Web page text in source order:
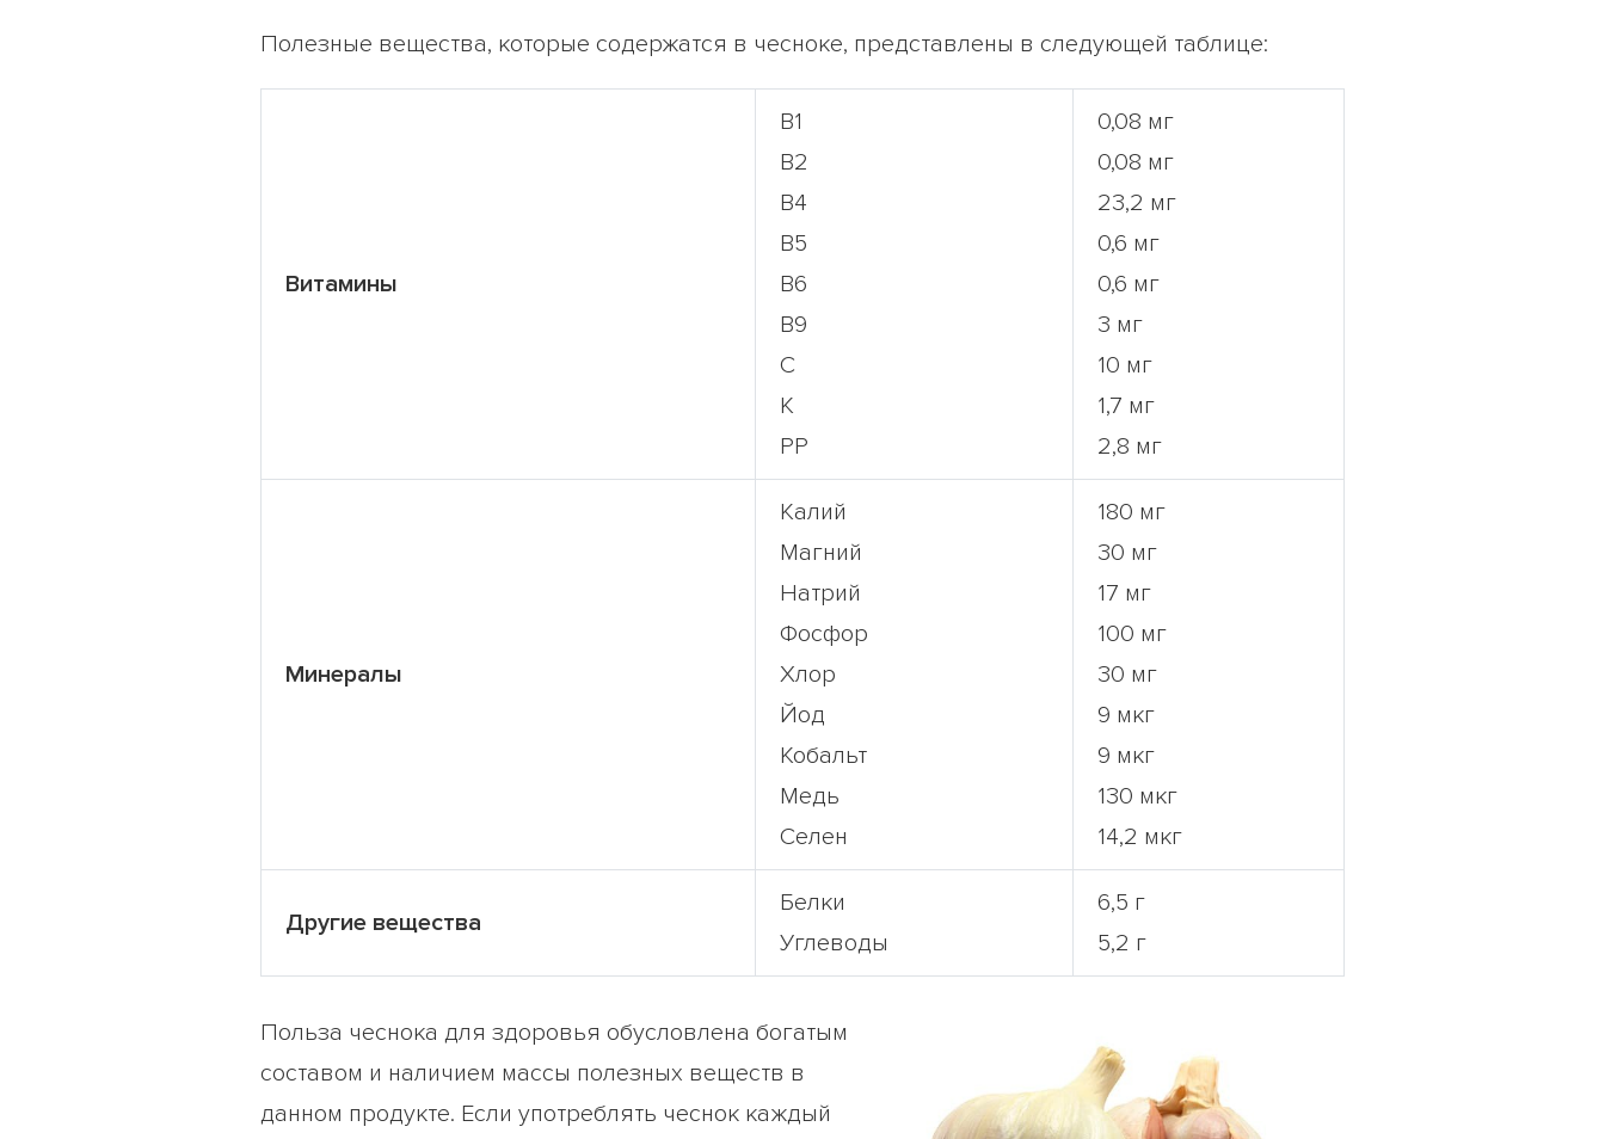
Полезные вещества, которые содержатся в чесноке, представлены в следующей таблице:
Витамины
В1
В2
В4
В5
В6
В9
С
К
РР
0,08 мг
0,08 мг
23,2 мг
0,6 мг
0,6 мг
3 мг
10 мг
1,7 мг
2,8 мг
Минералы
Калий
Магний
Натрий
Фосфор
Хлор
Йод
Кобальт
Медь
Селен
180 мг
30 мг
17 мг
100 мг
30 мг
9 мкг
9 мкг
130 мкг
14,2 мкг
Другие вещества
Белки
Углеводы
6,5 г
5,2 г
Польза чеснока для здоровья обусловлена богатым
составом и наличием массы полезных веществ в
данном продукте. Если употреблять чеснок каждый